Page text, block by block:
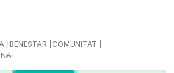
BENESTAR
COMUNITAT